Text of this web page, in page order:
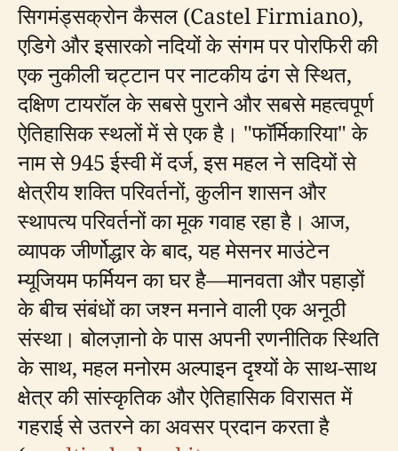
सिगमंड्सक्रोन कैसल (Castel Firmiano),
एडिगे और इसारको नदियों के संगम पर पोरफिरी की
एक नुकीली चट्टान पर नाटकीय ढंग से स्थित,
दक्षिण टायरॉल के सबसे पुराने और सबसे महत्वपूर्ण
ऐतिहासिक स्थलों में से एक है। "फॉर्मिकारिया" के
नाम से 945 ईस्वी में दर्ज, इस महल ने सदियों से
क्षेत्रीय शक्ति परिवर्तनों, कुलीन शासन और
स्थापत्य परिवर्तनों का मूक गवाह रहा है। आज,
व्यापक जीर्णोद्धार के बाद, यह मेसनर माउंटेन
म्यूजियम फर्मियन का घर है—मानवता और पहाड़ों
के बीच संबंधों का जश्न मनाने वाली एक अनूठी
संस्था। बोलज़ानो के पास अपनी रणनीतिक स्थिति
के साथ, महल मनोरम अल्पाइन दृश्यों के साथ-साथ
क्षेत्र की सांस्कृतिक और ऐतिहासिक विरासत में
गहराई से उतरने का अवसर प्रदान करता है